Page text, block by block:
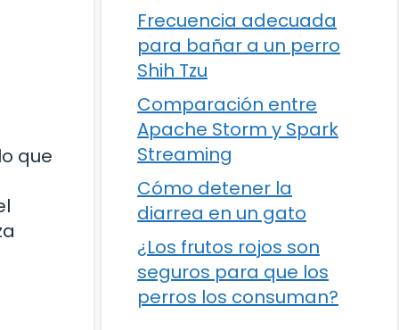
que
Frecuencia adecuada
para bañar a un perro
Shih Tzu
Comparación entre
Apache Storm y Spark
Streaming
Cómo detener la
diarrea en un gato
¿Los frutos rojos son
seguros para que los
perros los consuman?